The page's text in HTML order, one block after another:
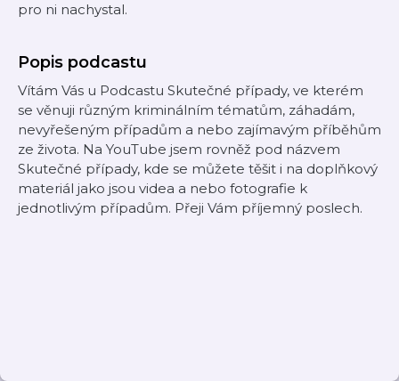
pro ni nachystal.
Popis podcastu
Vítám Vás u Podcastu Skutečné případy, ve kterém
se věnuji různým kriminálním tématům, záhadám,
nevyřešeným případům a nebo zajímavým příběhům
ze života. Na YouTube jsem rovněž pod názvem
Skutečné případy, kde se můžete těšit i na doplňkový
materiál jako jsou videa a nebo fotografie k
jednotlivým případům. Přeji Vám příjemný poslech.